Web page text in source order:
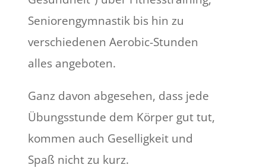
Seniorengymnastik bis hin zu
verschiedenen Aerobic-Stunden
alles angeboten.
Ganz davon abgesehen, dass jede
Übungsstunde dem Körper gut tut,
kommen auch Geselligkeit und
Spaß nicht zu kurz.